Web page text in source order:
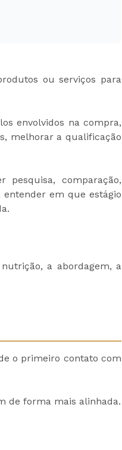
ou serviços para
envolvidos na compra,
melhorar a qualificação
comparação,
entender em que estágio
a abordagem, a
o primeiro contato com
de forma mais alinhada.